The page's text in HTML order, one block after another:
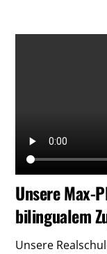
Unsere Max-
bilingualem
Unsere